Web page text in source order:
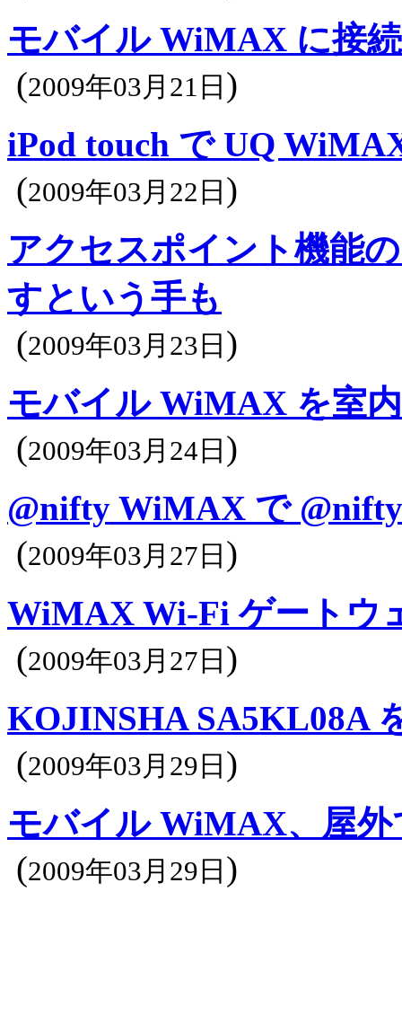
モバイル WiMAX に接続
(2009年03月21日 )
iPod touch で UQ
(2009年03月22日 )
アクセスポイント機能
すという手も
(2009年03月23日 )
モバイル WiMAX を室
(2009年03月24日 )
@nifty WiMAX で
(2009年03月27日 )
WiMAX Wi-Fi ゲートウ
(2009年03月27日 )
KOJINSHA SA5KL08A
(2009年03月29日 )
モバイル WiMAX、屋外
(2009年03月29日 )